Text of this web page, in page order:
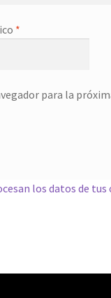
*
para la
los datos de